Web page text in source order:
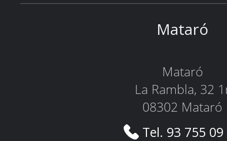
Mataró
Mataró
La Rambla, 32
08302 Mataró
Tel. 93 755